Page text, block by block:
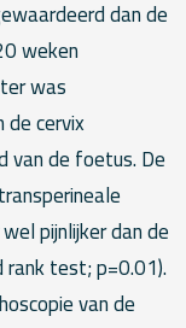
dan de
weken
was
cervix
van de foetus. De
pijnlijker dan de
rank test; p=0.01).
van de